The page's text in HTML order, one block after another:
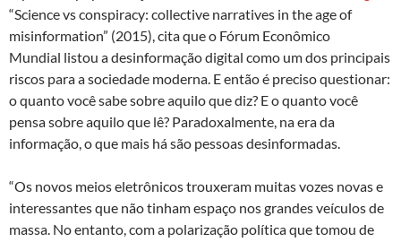
“Science vs conspiracy: collective narratives in the age of
misinformation” (2015), cita que o Fórum Econômico
Mundial listou a desinformação digital como um dos principais
riscos para a sociedade moderna. E então é preciso questionar:
o quanto você sabe sobre aquilo que diz? E o quanto você
pensa sobre aquilo que lê? Paradoxalmente, na era da
informação, o que mais há são pessoas desinformadas.
“Os novos meios eletrônicos trouxeram muitas vozes novas e
interessantes que não tinham espaço nos grandes veículos de
massa. No entanto, com a polarização política que tomou de